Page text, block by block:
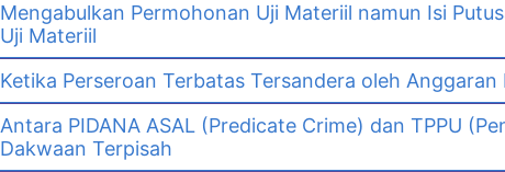
Mengabulkan Permohonan Uji Materiil namun Isi
Uji Materiil
Ketika Perseroan Terbatas Tersandera oleh Anggaran
Antara PIDANA ASAL (Predicate Crime) dan TPPU
Dakwaan Terpisah